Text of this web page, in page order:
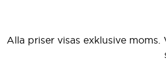
Alla priser visas exklusive